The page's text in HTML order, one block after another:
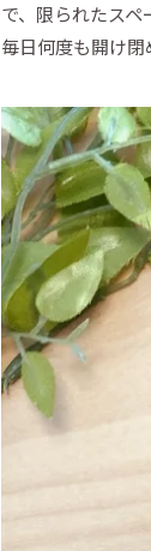
で、限られたスペ
毎日何度も開け閉